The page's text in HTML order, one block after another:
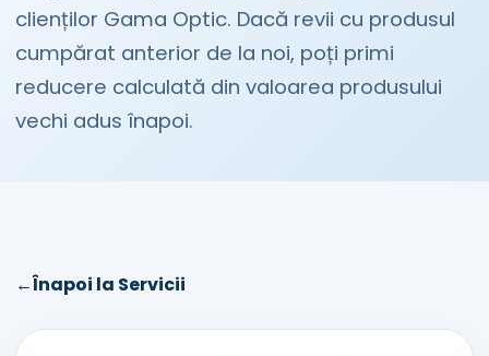
clienților Gama Optic. Dacă revii cu produsul
cumpărat anterior de la noi, poți primi
reducere calculată din valoarea produsului
vechi adus înapoi.
←Înapoi la Servicii